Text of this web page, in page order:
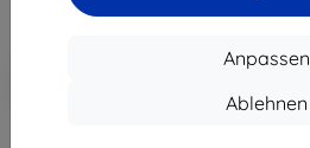
Anpassen
Ablehnen
ohne MWSt
Rabatt mit Gutschein